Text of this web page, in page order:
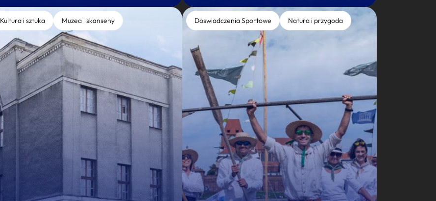
Kultura i sztuka Muzea i skanseny Doswiadczenia Sportowe Natura i przygoda